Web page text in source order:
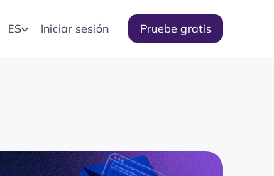
ES Iniciar sesión Pruebe gratis